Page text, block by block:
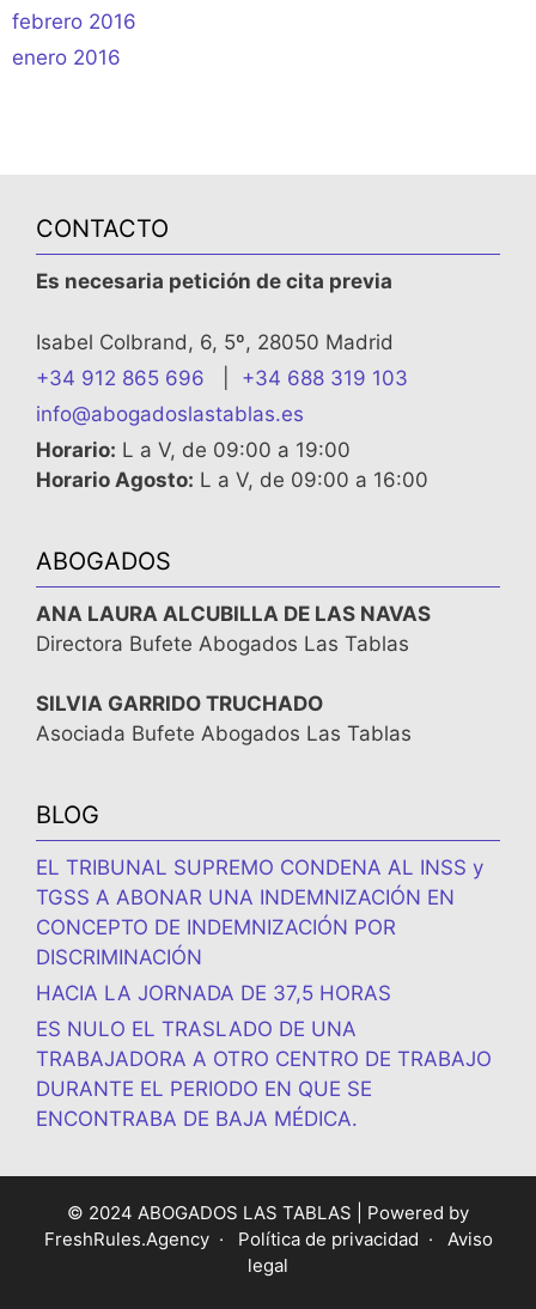
febrero 2016
enero 2016
CONTACTO
Es necesaria petición de cita previa
Isabel Colbrand, 6, 5º, 28050 Madrid
+34 912 865 696
+34 688 319 103
info@abogadoslastablas.es
Horario: L a V, de 09:00 a 19:00
Horario Agosto: L a V, de 09:00 a 16:00
ABOGADOS
ANA LAURA ALCUBILLA DE LAS NAVAS
Directora Bufete Abogados Las Tablas
SILVIA GARRIDO TRUCHADO
Asociada Bufete Abogados Las Tablas
BLOG
EL TRIBUNAL SUPREMO CONDENA AL INSS y
TGSS A ABONAR UNA INDEMNIZACIÓN EN
CONCEPTO DE INDEMNIZACIÓN POR
DISCRIMINACIÓN
HACIA LA JORNADA DE 37,5 HORAS
ES NULO EL TRASLADO DE UNA
TRABAJADORA A OTRO CENTRO DE TRABAJO
DURANTE EL PERIODO EN QUE SE
ENCONTRABA DE BAJA MÉDICA.
© 2024 ABOGADOS LAS TABLAS | Powered by
FreshRules.Agency· Política de privacidad · Aviso
legal